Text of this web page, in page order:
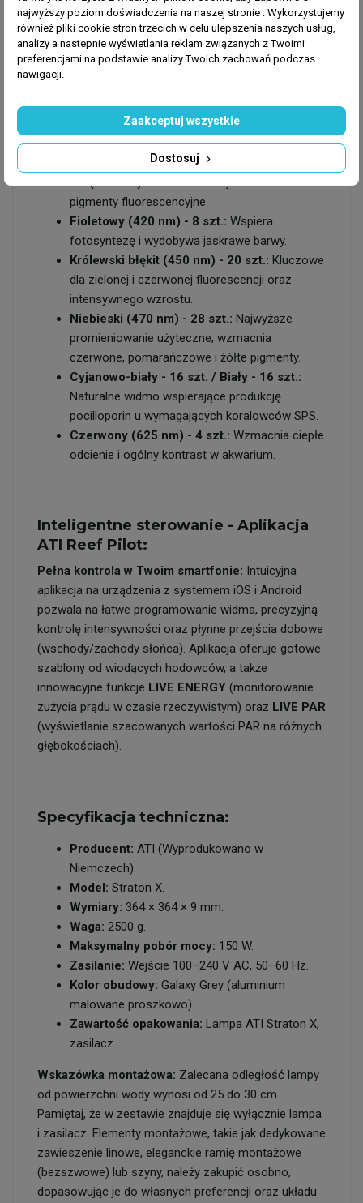
Hybrydowe, pełne spektrum rafowe
(100 diod LED):
Straton X to oświetlenie w pełni pełnospektralne.
fluorescencji oraz biel i cyjan dla naturalnej, jasnej
UV (405 nm) - 8 szt.:Promuje zielone
pigmenty fluorescencyjne.
Fioletowy (420 nm) - 8 szt.: Wspiera
fotosyntezę i wydobywa jaskrawe barwy.
Królewski błękit (450 nm) - 20 szt.: Kluczowe
dla zielonej i czerwonej fluorescencji oraz
intensywnego wzrostu.
Niebieski (470 nm) - 28 szt.: Najwyższe
promieniowanie użyteczne; wzmacnia
czerwone, pomarańczowe i żółte pigmenty.
Cyjanowo-biały - 16 szt. / Biały - 16 szt.:
Naturalne widmo wspierające produkcję
pocilloporin u wymagających koralowców SPS.
Czerwony (625 nm) - 4 szt.: Wzmacnia ciepłe
odcienie i ogólny kontrast w akwarium.
Inteligentne sterowanie - Aplikacja
ATI Reef Pilot:
Pełna kontrola w Twoim smartfonie: Intuicyjna
aplikacja na urządzenia z systemem iOS i Android
pozwala na łatwe programowanie widma, precyzyjną
kontrolę intensywności oraz płynne przejścia dobowe
(wschody/zachody słońca). Aplikacja oferuje gotowe
szablony od wiodących hodowców, a także
innowacyjne funkcje LIVE ENERGY (monitorowanie
zużycia prądu w czasie rzeczywistym) oraz LIVE PAR
(wyświetlanie szacowanych wartości PAR na różnych
głębokościach).
Specyfikacja techniczna:
Producent: ATI (Wyprodukowano w
Niemczech).
Model: Straton X.
Wymiary: 364 × 364 × 9 mm.
Waga: 2500 g.
Maksymalny pobór mocy: 150 W.
Zasilanie: Wejście 100–240 V AC, 50–60 Hz.
Kolor obudowy: Galaxy Grey (aluminium
malowane proszkowo).
Zawartość opakowania: Lampa ATI Straton X,
zasilacz.
Wskazówka montażowa: Zalecana odległość lampy
od powierzchni wody wynosi od 25 do 30 cm.
Pamiętaj, że w zestawie znajduje się wyłącznie lampa
i zasilacz. Elementy montażowe, takie jak dedykowane
zawieszenie linowe, eleganckie ramię montażowe
(bezszwowe) lub szyny, należy zakupić osobno,
dopasowując je do własnych preferencji oraz układu
najwyższy poziom doświadczenia na naszej stronie . Wykorzystujemy
również pliki cookie stron trzecich w celu ulepszenia naszych usług,
analizy a nastepnie wyświetlania reklam związanych z Twoimi
preferencjami na podstawie analizy Twoich zachowań podczas
nawigacji.
Dostosuj
Zaakceptuj wszystkie